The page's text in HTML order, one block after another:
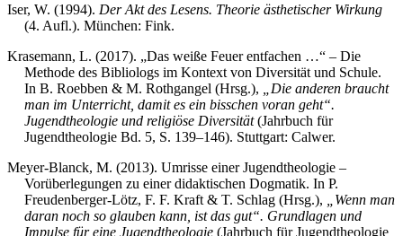
Iser, W. (1994). Der Akt des Lesens. Theorie ästhetischer Wirkung
(4. Aufl.). München: Fink.
Krasemann, L. (2017). „Das weiße Feuer entfachen …“ – Die
Methode des Bibliologs im Kontext von Diversität und Schule.
In B. Roebben & M. Rothgangel (Hrsg.),
„Die anderen braucht
man im Unterricht, damit es ein bisschen voran geht“.
Jugendtheologie und religiöse Diversität(Jahrbuch für
Jugendtheologie Bd. 5, S. 139–146). Stuttgart: Calwer.
Meyer-Blanck, M. (2013). Umrisse einer Jugendtheologie –
Vorüberlegungen zu einer didaktischen Dogmatik. In P.
Freudenberger-Lötz, F. F. Kraft & T. Schlag (Hrsg.),
„Wenn man
daran noch so glauben kann, ist das gut“. Grundlagen und
Impulse für eine Jugendtheologie(Jahrbuch für Jugendtheologie